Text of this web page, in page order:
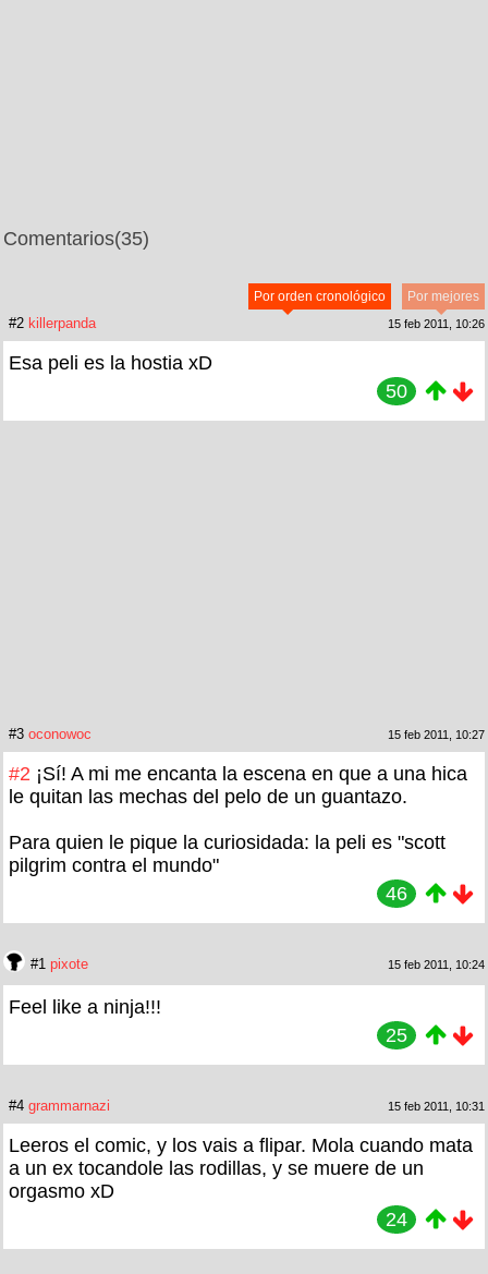
Comentarios(35)
Por mejores
Por orden cronológico
#2 killerpanda 15 feb 2011, 10:26
Esa peli es la hostia xD
50
#3 oconowoc 15 feb 2011, 10:27
#2 ¡Sí! A mi me encanta la escena en que a una hica
le quitan las mechas del pelo de un guantazo.
Para quien le pique la curiosidada: la peli es "scott
pilgrim contra el mundo"
46
#1 pixote 15 feb 2011, 10:24
Feel like a ninja!!!
25
#4 grammarnazi 15 feb 2011, 10:31
Leeros el comic, y los vais a flipar. Mola cuando mata
a un ex tocandole las rodillas, y se muere de un
orgasmo xD
24